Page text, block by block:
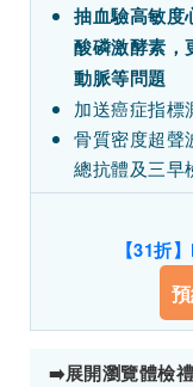
抽血驗高敏度
酸磷激酵素，
動脈等問題
加送癌症指標
骨質密度超聲
總抗體及三早
【31折
➡️展開瀏覽體檢